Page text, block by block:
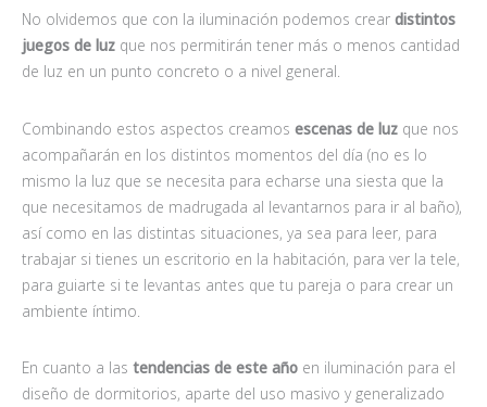
No olvidemos que con la iluminación podemos crear distintos
juegos de luz que nos permitirán tener más o menos cantidad
de luz en un punto concreto o a nivel general.
Combinando estos aspectos creamos escenas de luz que nos
acompañarán en los distintos momentos del día (no es lo
mismo la luz que se necesita para echarse una siesta que la
que necesitamos de madrugada al levantarnos para ir al baño),
así como en las distintas situaciones, ya sea para leer, para
trabajar si tienes un escritorio en la habitación, para ver la tele,
para guiarte si te levantas antes que tu pareja o para crear un
ambiente íntimo.
En cuanto a las tendencias de este año en iluminación para el
diseño de dormitorios, aparte del uso masivo y generalizado